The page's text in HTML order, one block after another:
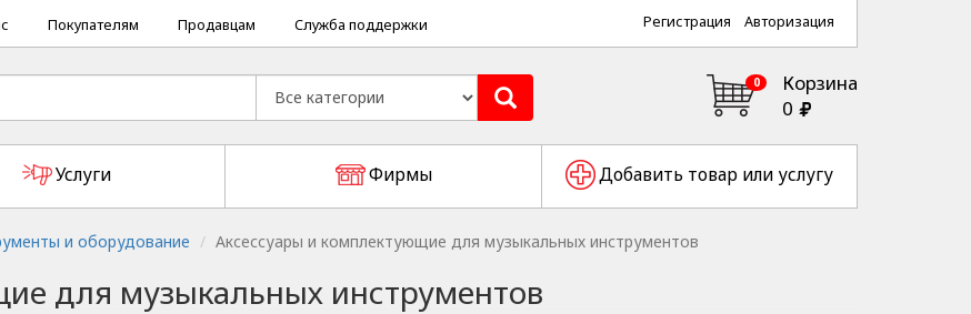
Регистрация Авторизация
Покупателям Продавцам Служба поддержки
0
Корзина
0
Услуги Фирмы Добавить товар или услугу
и оборудование Аксессуары и комплектующие для музыкальных инструментов
для музыкальных инструментов